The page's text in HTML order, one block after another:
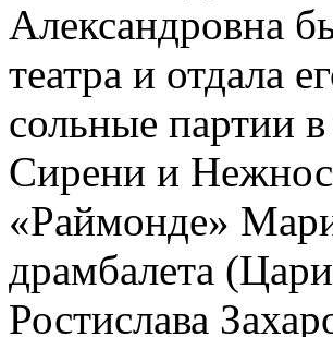
Александровна
театра и отдала
сольные партии
Сирени и
«Раймонде»
драмбалета
Ростислава